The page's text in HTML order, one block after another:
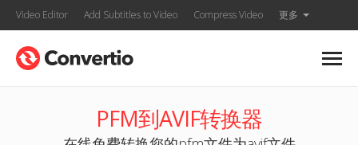
Video Editor Add Subtitles to Video Compress Video 更多
PFM到AVIF转换器